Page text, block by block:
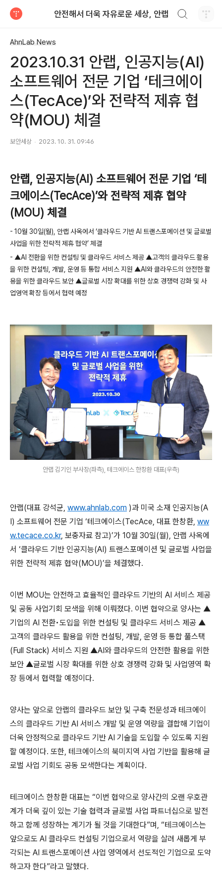
안전해서 더욱 자유로운 세상, 안랩
AhnLab News
2023.10.31 안랩, 인공지능(AI)
소프트웨어 전문 기업 ‘테크에이
스(TecAce)’와 전략적 제휴 협
약(MOU) 체결
보안세상 2023. 10. 31. 09:46
안랩, 인공지능(AI) 소프트웨어 전문 기업 ‘테
크에이스(TecAce)’와 전략적 제휴 협약
(MOU) 체결
- 10월 30일(월), 안랩 사옥에서 ‘클라우드 기반AI 트랜스포메이션 및 글로벌
사업을 위한 전략적 제휴 협약’ 체결
- ▲AI 전환을 위한 컨설팅 및 클라우드 서비스 제공 ▲고객의 클라우드 활용
을 위한 컨설팅 개발 운영 등 통합 서비스 지원 ▲AI와 클라우드의 안전한 활
용을 위한 클라우드 보안 ▲글로벌 시장 확대를 위한 상호 경쟁력 강화 및 사
업영역 확장 등에서 협력 예정
안랩 김기인 부사장(좌측), 테크에이스 한창환 대표(우측)
안랩(대표 강석균, www.ahnlab.com )과 미국 소재 인공지능(A
I) 소프트웨어 전문 기업 ‘테크에이스(TecAce, 대표 한창환, ww
w.tecace.co.kr, 보충자료 참고)’가 10월 30일(월), 안랩 사옥에
서 ‘클라우드 기반 인공지능(AI) 트랜스포메이션 및 글로벌 사업을
위한 전략적 제휴 협약(MOU)’을 체결했다.
이번 MOU는 안전하고 효율적인 클라우드 기반의 AI 서비스 제공
및 공동 사업기회 모색을 위해 이뤄졌다. 이번 협약으로 양사는 ▲
기업의 AI 전환•도입을 위한 컨설팅 및 클라우드 서비스 제공 ▲
고객의 클라우드 활용을 위한 컨설팅, 개발, 운영 등 통합 풀스택
(Full Stack) 서비스 지원 ▲AI와 클라우드의 안전한 활용을 위한
보안 ▲글로벌 시장 확대를 위한 상호 경쟁력 강화 및 사업영역 확
장 등에서 협력할 예정이다.
양사는 앞으로 안랩의 클라우드 보안 및 구축 전문성과 테크에이
스의 클라우드 기반 AI 서비스 개발 및 운영 역량을 결합해 기업이
더욱 안정적으로 클라우드 기반 AI 기술을 도입할 수 있도록 지원
할 예정이다. 또한, 테크에이스의 북미지역 사업 기반을 활용해 글
로벌 사업 기회도 공동 모색한다는 계획이다.
테크에이스 한창환 대표는 “이번 협약으로 양사간의 오랜 우호관
계가 더욱 깊이 있는 기술 협력과 글로벌 사업 파트너십으로 발전
하고 함께 성장하는 계기가 될 것을 기대한다”며, “테크에이스는
앞으로도 AI 클라우드 컨설팅 기업으로서 역량을 살려 새롭게 부
각되는 AI 트랜스포메이션 사업 영역에서 선도적인 기업으로 도약
하고자 한다”라고 말했다.